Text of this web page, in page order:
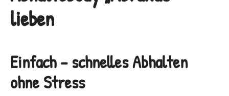
lieben
Einfach – schnelles Abhalten
ohne Stress